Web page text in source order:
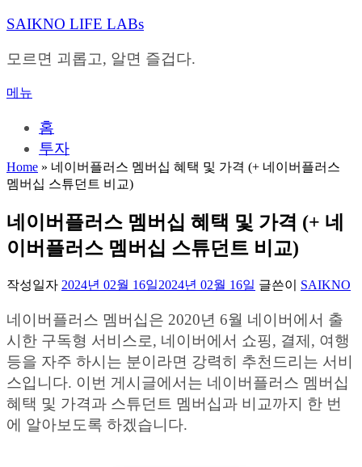
내
으
바
SAIKNO LIFE LABs
모르면 괴롭고, 알면 즐겁다.
메뉴
홈
투자
Home » 네이버플러스 멤버십 혜택 및 가격 (+ 네이버플러스
멤버십 스튜던트 비교)
네이버플러스 멤버십 혜택 및 가격 (+ 네
이버플러스 멤버십 스튜던트 비교)
작성일자 2024년 02월 16일2024년 02월 16일 글쓴이 SAIKNO
네이버플러스 멤버십은 2020년 6월 네이버에서 출
시한 구독형 서비스로, 네이버에서 쇼핑, 결제, 여행
등을 자주 하시는 분이라면 강력히 추천드리는 서비
스입니다. 이번 게시글에서는 네이버플러스 멤버십
혜택 및 가격과 스튜던트 멤버십과 비교까지 한 번
에 알아보도록 하겠습니다.